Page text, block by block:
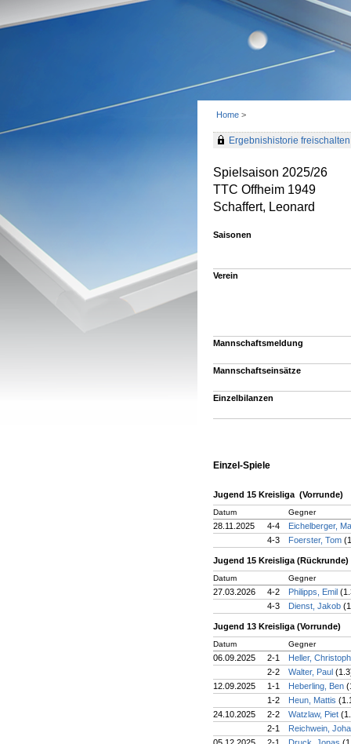
Home >
Ergebnishistorie freischalten
Spielsaison 2025/26
TTC Offheim 1949
Schaffert, Leonard
Saisonen
Verein
Mannschaftsmeldung
Mannschaftseinsätze
Einzelbilanzen
Einzel-Spiele
Jugend 15 Kreisliga (Vorrunde)
Datum Gegner
28.11.2025 4-4
Eichelberger,
4-3
Foerster, Tom
Jugend 15 Kreisliga (Rückrunde)
Datum Gegner
27.03.2026 4-2 Philipps, Emil
4-3
Dienst, Jakob
Jugend 13 Kreisliga (Vorrunde)
Datum Gegner
06.09.2025 2-1
Heller,
2-2
Walter, Paul
12.09.2025
1-1 Heberling, Ben
1-2
Heun, Mattis
24.10.2025
2-2 Watzlaw, Piet
2-1
Reichwein,